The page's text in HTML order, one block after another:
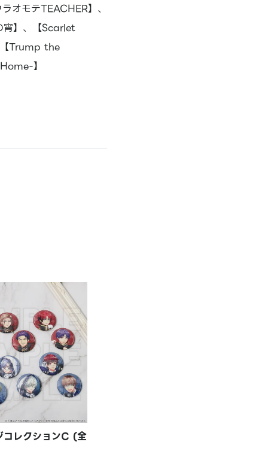
オモテTEACHER】、
宵】、【Scarlet
【Trump the
】
コレクションC (全